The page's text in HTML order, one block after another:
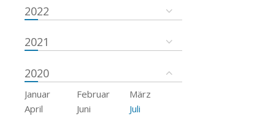
2022
2021
2020
Januar Februar
März
April
Juni
Juli